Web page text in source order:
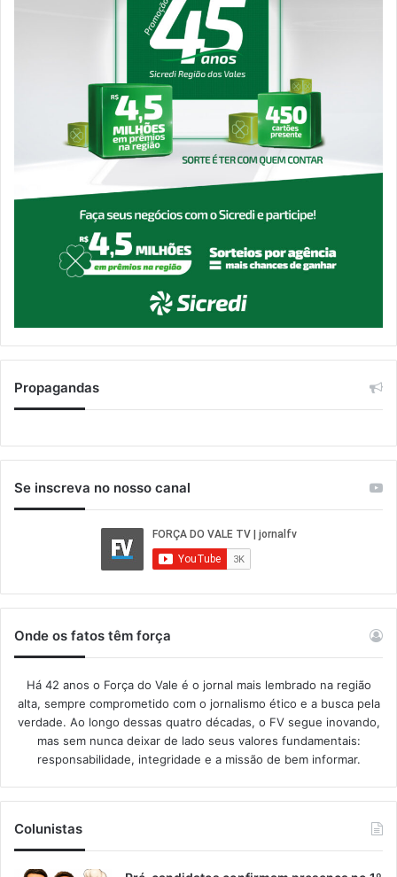
Propagandas
Se inscreva no nosso canal
Onde os fatos têm força
Há 42 anos o Força do Vale é o jornal mais lembrado na região
alta, sempre comprometido com o jornalismo ético e a busca pela
verdade. Ao longo dessas quatro décadas, o FV segue inovando,
mas sem nunca deixar de lado seus valores fundamentais:
responsabilidade, integridade e a missão de bem informar.​
Colunistas